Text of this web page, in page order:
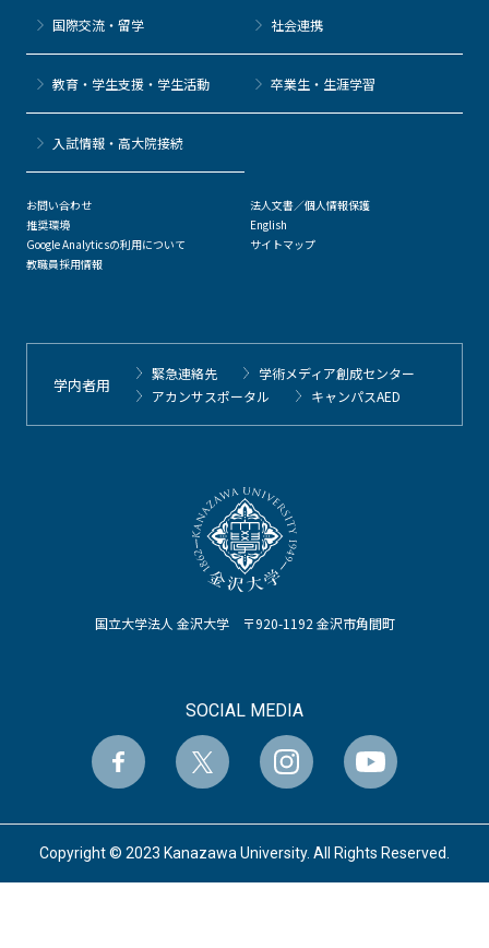
国立大学法人 金沢大学 〒920-1192 金沢市角間町
SOCIAL MEDIA
国際交流・留学 社会連携
教育・学生支援・学生活動 卒業生・生涯学習
⼊試情報・高大院接続
お問い合わせ
推奨環境
Google Analyticsの利用について
教職員採用情報
法人文書／個人情報保護
English
サイトマップ
学内者用
緊急連絡先
学術メディア創成センター
アカンサスポータル
キャンパスAED
Copyright © 2023 Kanazawa University. All Rights Reserved.